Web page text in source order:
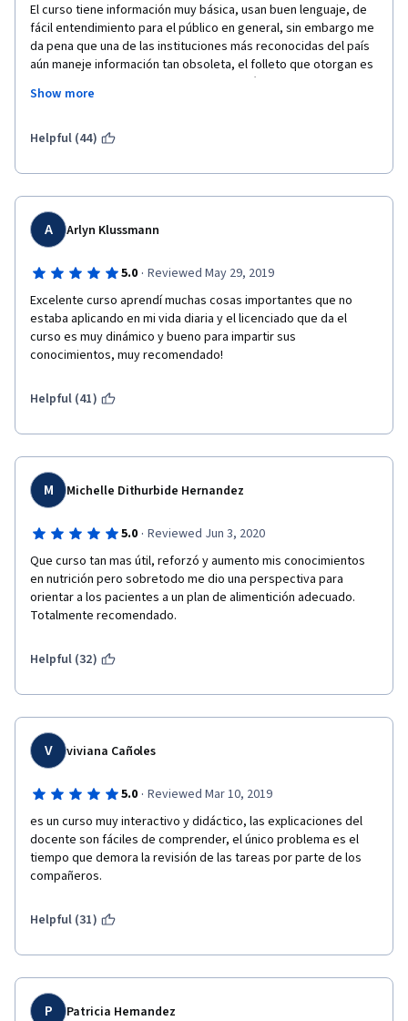
El curso tiene información muy básica, usan buen lenguaje, de
fácil entendimiento para el público en general, sin embargo me
da pena que una de las instituciones más reconocidas del país
aún maneje información tan obsoleta, el folleto que otorgan es
en base a la Encuesta Nacional de Nutrición 2012, hay encuestas
más recientes, la norma oficial la cuál la última revisión también
hospital Salvador Zubirán de 1996" (hace más de 20 años), el
acerca del panorama de salud en México, y no se diga del
Instituto Salvador Zubirán, se siguen dando recomendaciones
muy obsoletas, como insistir en los 8 vasos de agua, hace un
tiempo la OMS aclaró que el consumo de agua tiene que
satisfacer las necesidades de la persona, a menos que esta
sufra algún padecimiento específico como problemas renales,
ascitis, etc. Siguen utilizando el sistema de intercambios
cuando el plato del bien comer es un material más preciso; y
para acabar el área de actividad física también es muy
simplista, la persona del video que hace ejercicio no trae la
ropa adecuada y no realiza los ejercicios de manera adecuada.
de material está accesible para la gente en general, estoy
segura que si se dan una vuelta por otros cursos que ofrecen
en esta misma plataforma será de gran utilidad para mejorar
porque tenemos la crisis de salud que tenemos.
Show more
Helpful (44)
A Arlyn Klussmann
5.0 · Reviewed May 29, 2019
Excelente curso aprendí muchas cosas importantes que no
estaba aplicando en mi vida diaria y el licenciado que da el
curso es muy dinámico y bueno para impartir sus
conocimientos, muy recomendado!
Helpful (41)
M Michelle Dithurbide Hernandez
5.0 · Reviewed Jun 3, 2020
Que curso tan mas útil, reforzó y aumento mis conocimientos
en nutrición pero sobretodo me dio una perspectiva para
orientar a los pacientes a un plan de alimentición adecuado.
Totalmente recomendado.
Helpful (32)
V viviana Cañoles
5.0 · Reviewed Mar 10, 2019
es un curso muy interactivo y didáctico, las explicaciones del
docente son fáciles de comprender, el único problema es el
tiempo que demora la revisión de las tareas por parte de los
compañeros.
Helpful (31)
P Patricia Hernandez